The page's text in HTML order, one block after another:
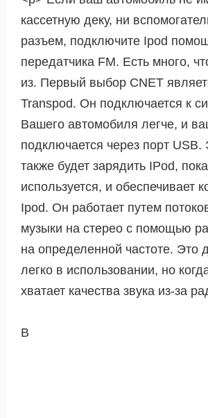
кассетную деку, ни
разъем, подключите Ipod
передатчика FM. Есть много,
из. Первый выбор CNET
Transpod. Он подключается к
Вашего автомобиля легче, и
подключается через порт
также будет зарядить IPod,
используется, и обеспечивает
Ipod. Он работает путем
музыки на стерео с помощью
на определенной частоте. Это
легко в использовании, но
хватает качества звука из-за
В